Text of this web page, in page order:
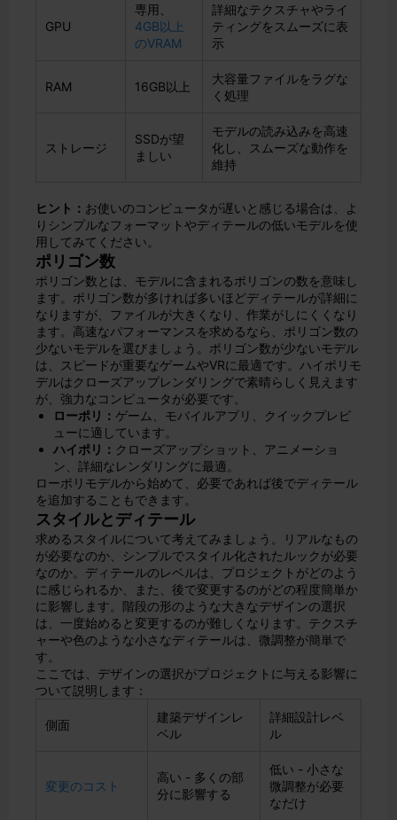
GPU
専用、
4GB以上
のVRAM
詳細なテクスチャやライ
ティングをスムーズに表
示
RAM 16GB以上
大容量ファイルをラグな
く処理
ストレージ
SSDが望
ましい
モデルの読み込みを高速
化し、スムーズな動作を
維持
ヒント： お使いのコンピュータが遅いと感じる場合は、よ
りシンプルなフォーマットやディテールの低いモデルを使
用してみてください。
ポリゴン数
ポリゴン数とは、モデルに含まれるポリゴンの数を意味し
ます。ポリゴン数が多ければ多いほどディテールが詳細に
なりますが、ファイルが大きくなり、作業がしにくくなり
ます。高速なパフォーマンスを求めるなら、ポリゴン数の
少ないモデルを選びましょう。ポリゴン数が少ないモデル
は、スピードが重要なゲームやVRに最適です。ハイポリモ
デルはクローズアップレンダリングで素晴らしく見えます
が、強力なコンピュータが必要です。
ローポリ： ゲーム、モバイルアプリ、クイックプレビ
ューに適しています。
ハイポリ： クローズアップショット、アニメーショ
ン、詳細なレンダリングに最適。
ローポリモデルから始めて、必要であれば後でディテール
を追加することもできます。
スタイルとディテール
求めるスタイルについて考えてみましょう。リアルなもの
が必要なのか、シンプルでスタイル化されたルックが必要
なのか。ディテールのレベルは、プロジェクトがどのよう
に感じられるか、また、後で変更するのがどの程度簡単か
に影響します。階段の形のような大きなデザインの選択
は、一度始めると変更するのが難しくなります。テクスチ
ャーや色のような小さなディテールは、微調整が簡単で
す。
ここでは、デザインの選択がプロジェクトに与える影響に
ついて説明します：
側面
建築デザインレ
ベル
詳細設計レベ
ル
変更のコスト
高い - 多くの部
分に影響する
低い - 小さな
微調整が必要
なだけ